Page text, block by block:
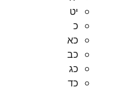
יט
כ
כא
כב
כג
כד